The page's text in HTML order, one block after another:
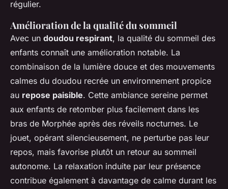
régulier.
Amélioration de la qualité du sommeil
Avec un doudou respirant, la qualité du sommeil des
enfants connaît une amélioration notable. La
combinaison de la lumière douce et des mouvements
calmes du doudou recrée un environnement propice
au repose paisible. Cette ambiance sereine permet
aux enfants de retomber plus facilement dans les
bras de Morphée après des réveils nocturnes. Le
jouet, opérant silencieusement, ne perturbe pas leur
repos, mais favorise plutôt un retour au sommeil
autonome. La relaxation induite par leur présence
contribue également à davantage de calme durant les